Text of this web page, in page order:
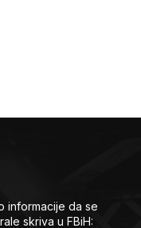
informacije da se
skriva u FBiH: